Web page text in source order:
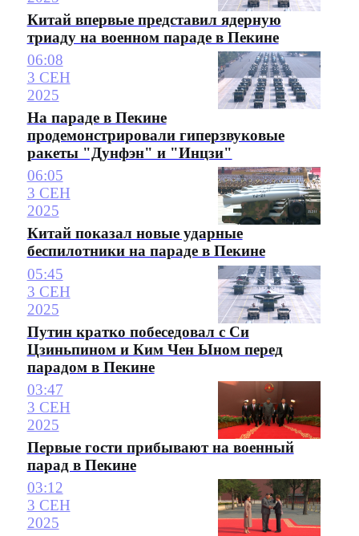
Китай впервые представил ядерную
триаду на военном параде в Пекине
06:08
3 СЕН
2025
На параде в Пекине
продемонстрировали гиперзвуковые
ракеты "Дунфэн" и "Инцзи"
06:05
3 СЕН
2025
Китай показал новые ударные
беспилотники на параде в Пекине
05:45
3 СЕН
2025
Путин кратко побеседовал с Си
Цзиньпином и Ким Чен Ыном перед
парадом в Пекине
03:47
3 СЕН
2025
Первые гости прибывают на военный
парад в Пекине
03:12
3 СЕН
2025